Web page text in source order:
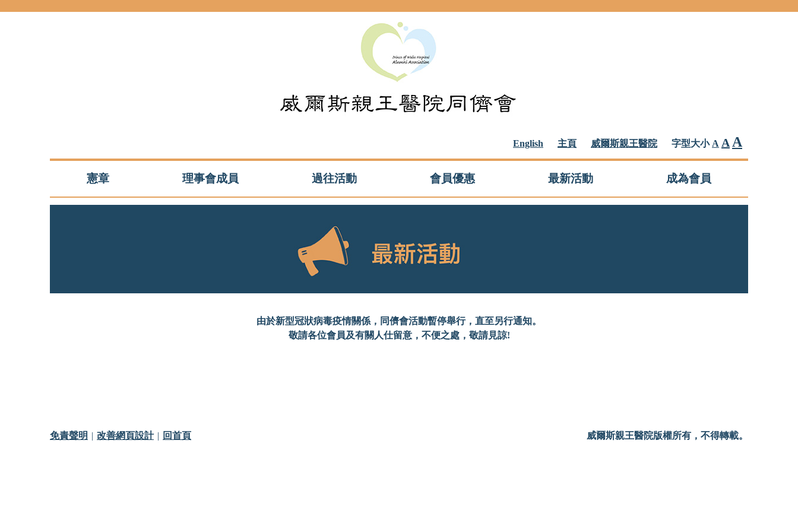
English 主頁 威爾斯親王醫院 字型大小 A A A
憲章 理事會成員 過往活動 會員優惠 最新活動 成為會員
由於新型冠狀病毒疫情關係，同儕會活動暫停舉行，直至另行通知。
敬請各位會員及有關人仕留意，不便之處，敬請見諒!
免責聲明 改善網頁設計 回首頁 威爾斯親王醫院版權所有，不得轉載。